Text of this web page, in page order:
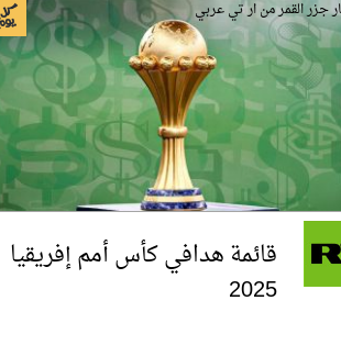
جزر القمر من ار تي عربي
قائمة هدافي كأس أمم إفريقيا
2025